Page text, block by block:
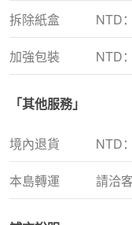
用。
若希
在運
※如
助將商
片。
拆除紙盒 NTD
提供
加強包裝 NTD
「其他服務」
境內退貨 NTD
使用
本島轉運 請洽